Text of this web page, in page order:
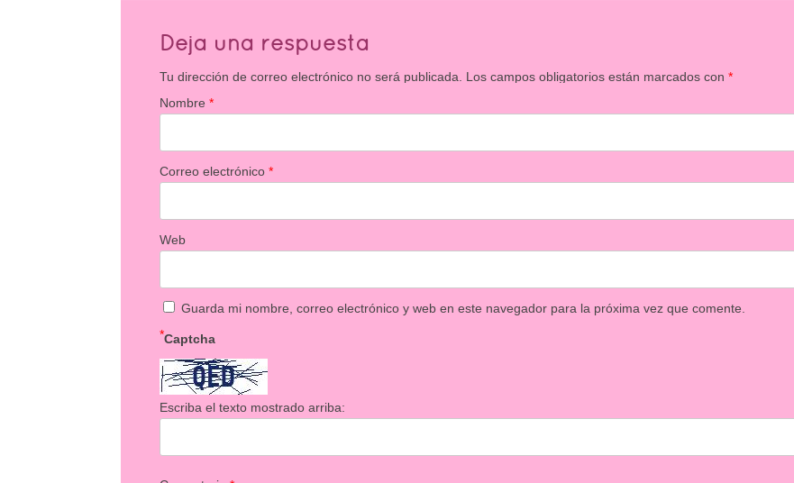
Deja una respuesta
Tu dirección de correo electrónico no será publicada. Los campos obligatorios están marcados con*
Nombre*
Correo electrónico*
Web
Guarda mi nombre, correo electrónico y web en este navegador para la próxima vez que comente.
Captcha
*
Escriba el texto mostrado arriba: